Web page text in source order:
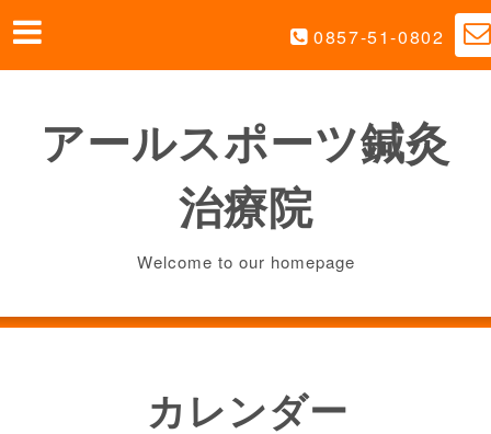
0857-51-0802
アールスポーツ鍼灸
治療院
Welcome to our homepage
カレンダー